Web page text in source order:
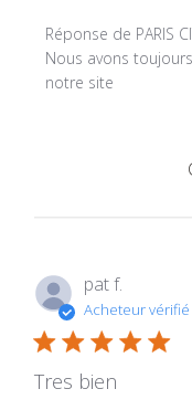
Commentaires du
Réponse de PARIS
Nous avons
notre site
pat f.
Acheteur vérifié
Tres bien